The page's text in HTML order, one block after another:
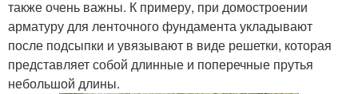
также очень важны. К примеру, при домостроении
арматуру для ленточного фундамента укладывают
после подсыпки и увязывают в виде решетки, которая
представляет собой длинные и поперечные прутья
небольшой длины.